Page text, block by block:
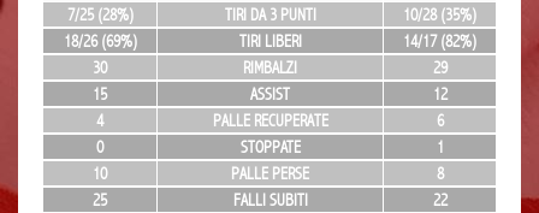
7/25 (28%)
TIRI DA 3 PUNTI
10/28 (35%)
18/26 (69%)
TIRI LIBERI
14/17 (82%)
30
RIMBALZI
29
15
ASSIST
12
4
PALLE RECUPERATE
6
0
STOPPATE
1
10
PALLE PERSE
8
25
FALLI SUBITI 22